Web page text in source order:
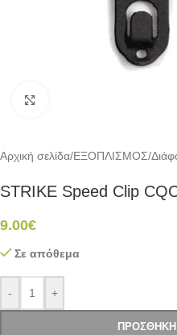
Αρχική σελίδα/ΕΞΟΠΛΙΣΜΟΣ/
STRIKE Speed Clip
9.00€
Σε απόθεμα
- +
ΠΡΟΣΘΉΚΗ